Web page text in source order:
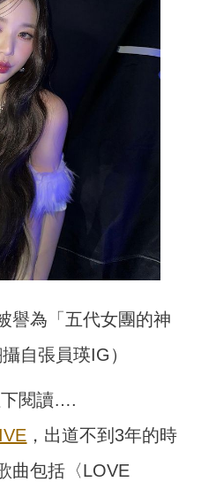
譽為「五代女團的神
自張員瑛IG）
閱讀….
IVE ，出道不到3年的時
曲包括〈LOVE